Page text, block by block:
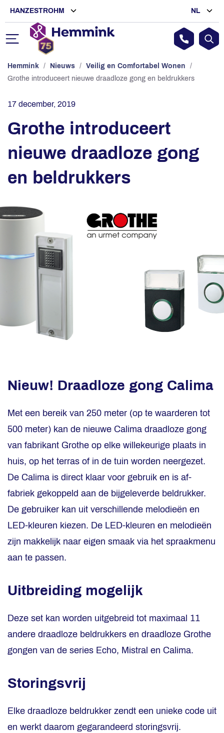
HANZESTROHM NL
Hemmink / Nieuws / Veilig en Comfortabel Wonen
/
Grothe introduceert nieuwe draadloze gong en beldrukkers
17 december, 2019
Grothe introduceert
nieuwe draadloze gong
en beldrukkers
Nieuw! Draadloze gong Calima
Met een bereik van 250 meter (op te waarderen tot
500 meter) kan de nieuwe Calima draadloze gong
van fabrikant Grothe op elke willekeurige plaats in
huis, op het terras of in de tuin worden neergezet.
De Calima is direct klaar voor gebruik en is af-
fabriek gekoppeld aan de bijgeleverde beldrukker.
De gebruiker kan uit verschillende melodieën en
LED-kleuren kiezen. De LED-kleuren en melodieën
zijn makkelijk naar eigen smaak via het spraakmenu
aan te passen.
Uitbreiding mogelijk
Deze set kan worden uitgebreid tot maximaal 11
andere draadloze beldrukkers en draadloze Grothe
gongen van de series Echo, Mistral en Calima.
Storingsvrij
Elke draadloze beldrukker zendt een unieke code uit
en werkt daarom gegarandeerd storingsvrij.